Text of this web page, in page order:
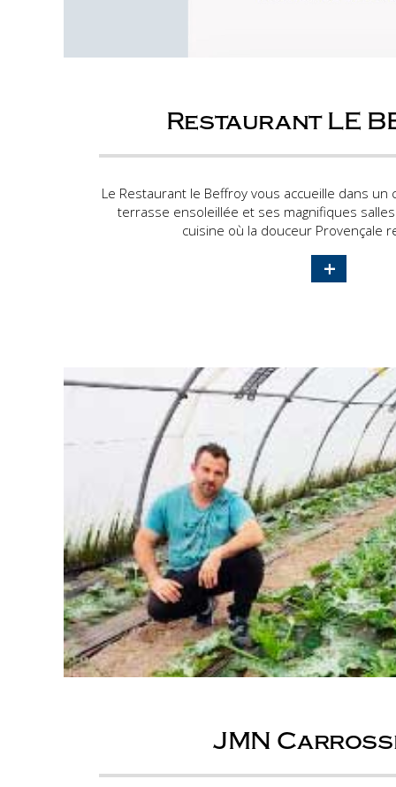
Restaurant LE
Le Restaurant le Beffroy vous accueille dans un
terrasse ensoleillée et ses magnifiques
cuisine où la douceur Provençale
+
JMN